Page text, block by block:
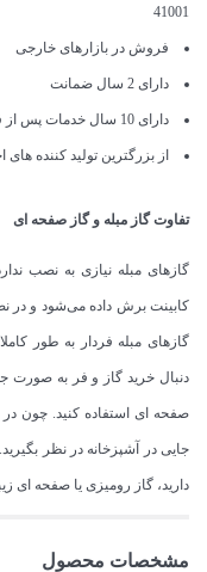
41001
فروش در بازارهای خارجی
دارای 2 سال ضمانت
دارای 10 سال خدمات پس از فروش گسترده در سراسر کشور
از بزرگترین تولید کننده های
تفاوت گاز مبله و گاز صفحه ای
گازهای مبله نیازی به نصب
کابینت برش داده می‌شود و در
گازهای مبله فردار به طور
دنبال خرید گاز و فر به صورت
صفحه ای استفاده کنید. چون
جایی در آشپزخانه در نظر
دارید، گاز رومیزی یا صفحه ای
مشخصات محصول